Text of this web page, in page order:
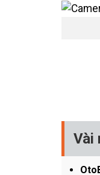
Vài